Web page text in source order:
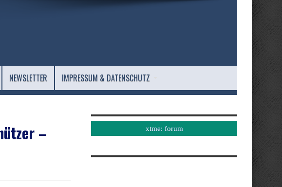
NEWSLETTER IMPRESSUM & DATENSCHUTZ
–
xtme: forum